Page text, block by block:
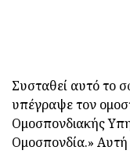
Συσταθεί αυτό το
υπέγραψε τον
Ομοσπονδιακής
Ομοσπονδία.» Αυτή